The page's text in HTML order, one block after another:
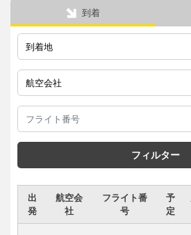
到着
フィルター
出
発
航空会
社
フライト番
号
予
定